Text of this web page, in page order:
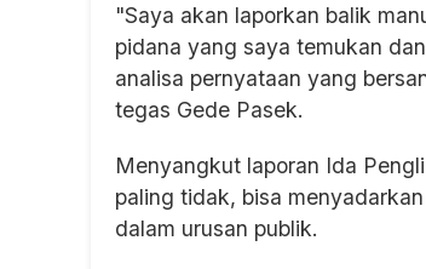
"Saya akan laporkan balik
pidana yang saya temukan
analisa pernyataan yang
tegas Gede Pasek.
Menyangkut laporan Ida
paling tidak, bisa
dalam urusan publik.